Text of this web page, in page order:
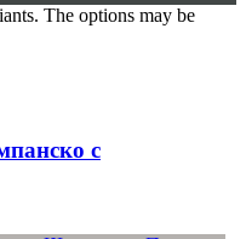
The options may be
с